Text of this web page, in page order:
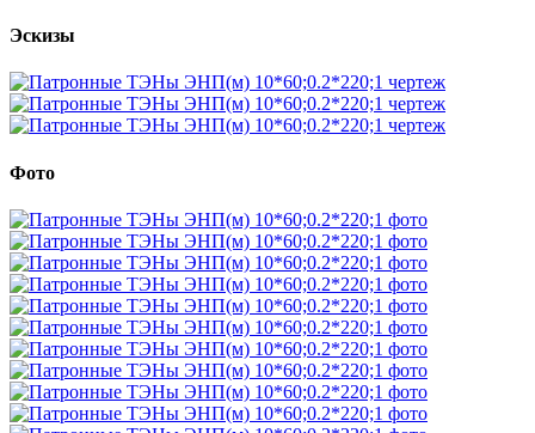
Эскизы
Фото